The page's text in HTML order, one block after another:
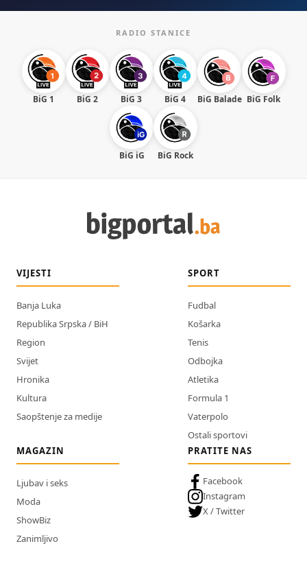
RADIO STANICE
BiG 1 BiG 2 BiG 3 BiG 4 BiG Balade BiG Folk
BiG iG BiG Rock
VIJESTI
Banja Luka
Republika Srpska / BiH
Region
Svijet
Hronika
Kultura
Saopštenje za medije
SPORT
Fudbal
Košarka
Tenis
Odbojka
Atletika
Formula 1
Vaterpolo
Ostali sportovi
MAGAZIN
Ljubav i seks
Moda
ShowBiz
Zanimljivo
PRATITE NAS
Facebook
Instagram
X / Twitter